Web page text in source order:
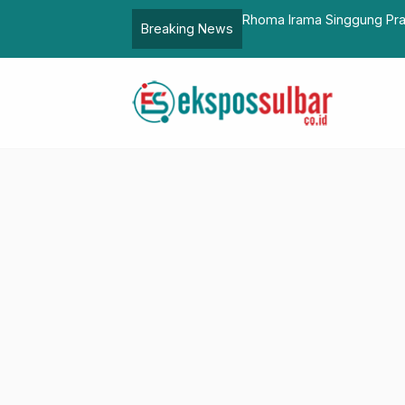
Breaking News
Produksi Gabah Kering